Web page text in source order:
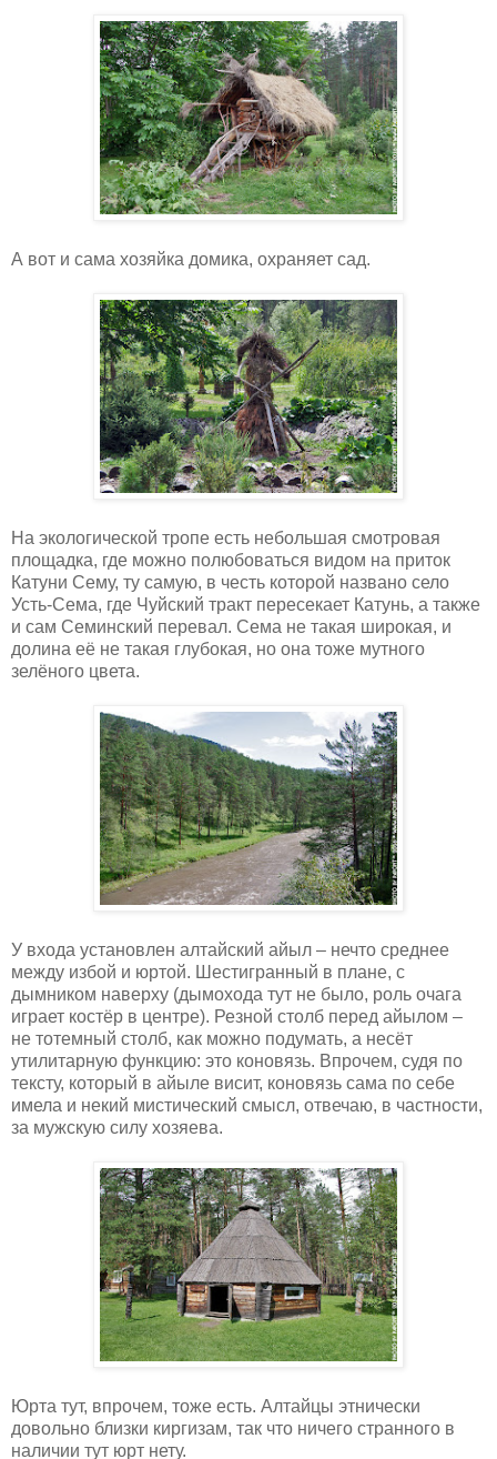
А вот и сама хозяйка домика, охраняет сад.
На экологической тропе есть небольшая смотровая
площадка, где можно полюбоваться видом на приток
Катуни Сему, ту самую, в честь которой названо село
Усть-Сема, где Чуйский тракт пересекает Катунь, а также
и сам Семинский перевал. Сема не такая широкая, и
долина её не такая глубокая, но она тоже мутного
зелёного цвета.
У входа установлен алтайский айыл – нечто среднее
между избой и юртой. Шестигранный в плане, с
дымником наверху (дымохода тут не было, роль очага
играет костёр в центре). Резной столб перед айылом –
не тотемный столб, как можно подумать, а несёт
утилитарную функцию: это коновязь. Впрочем, судя по
тексту, который в айыле висит, коновязь сама по себе
имела и некий мистический смысл, отвечаю, в частности,
за мужскую силу хозяева.
Юрта тут, впрочем, тоже есть. Алтайцы этнически
довольно близки киргизам, так что ничего странного в
наличии тут юрт нету.